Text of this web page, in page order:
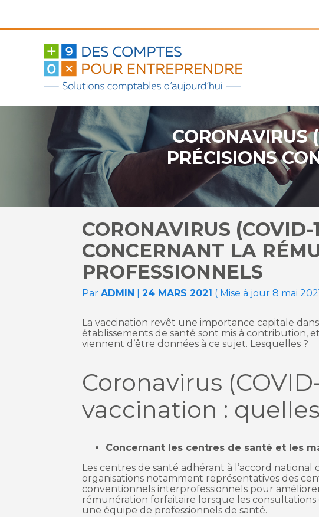
au
contenu
CORONAVIRUS
PRÉCISIONS
CORONAVIRUS
CONCERNANT LA
PROFESSIONNELS
ParADMIN |24 MARS 2021 ( Mise à jour 8 mai
La vaccination revêt une importance capitale
établissements de santé sont mis à contribution,
viennent d’être données à ce sujet. Lesquelles ?
Coronavirus
vaccination :
Concernant les centres de santé et les
Les centres de santé adhérant à l’accord national
organisations notamment représentatives des
conventionnels interprofessionnels pour
rémunération forfaitaire lorsque les
une équipe de professionnels de santé.